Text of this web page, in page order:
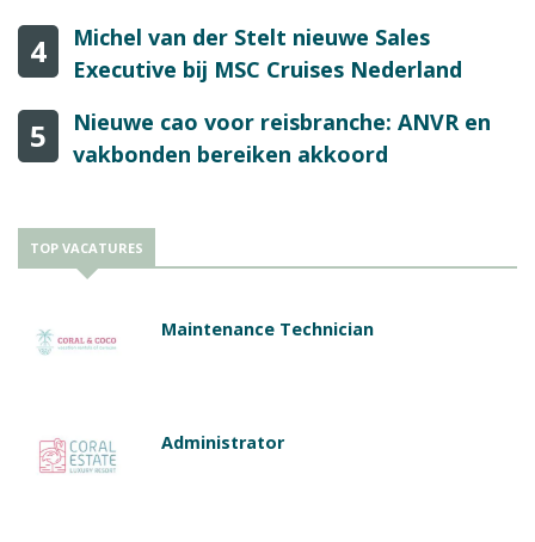
4
Michel van der Stelt nieuwe Sales
Executive bij MSC Cruises Nederland
5
Nieuwe cao voor reisbranche: ANVR en
vakbonden bereiken akkoord
TOP VACATURES
Maintenance Technician
Administrator